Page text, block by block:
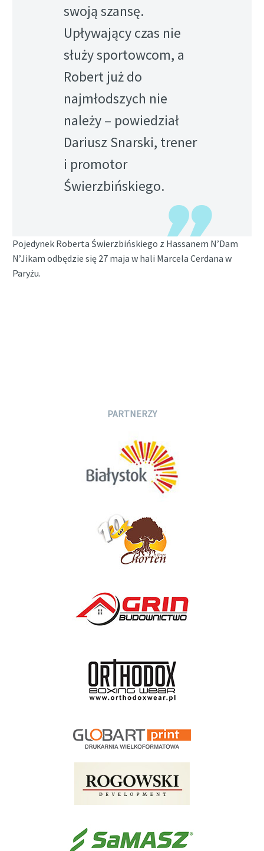
swoją szansę.
Upływający czas nie
służy sportowcom, a
Robert już do
najmłodszych nie
należy – powiedział
Dariusz Snarski, trener
i promotor
Świerzbińskiego.
Pojedynek Roberta Świerzbińskiego z Hassanem N’Dam
N’Jikam odbędzie się 27 maja w hali Marcela Cerdana w
Paryżu.
PARTNERZY